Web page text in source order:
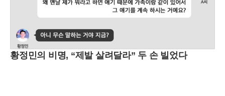
황정민의 비명, “제발 살려달라” 두 손 빌었다